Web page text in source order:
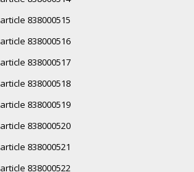
article 838000515
article 838000516
article 838000517
article 838000518
article 838000519
article 838000520
article 838000521
article 838000522